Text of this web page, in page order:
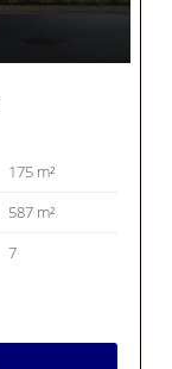
175 m²
587 m²
7